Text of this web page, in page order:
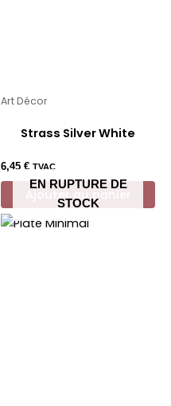
Art Décor
Strass Silver White
6,45 € TVAC
EN RUPTURE DE
STOCK